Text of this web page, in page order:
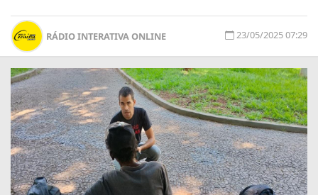
RÁDIO INTERATIVA ONLINE 23/05/2025 07:29